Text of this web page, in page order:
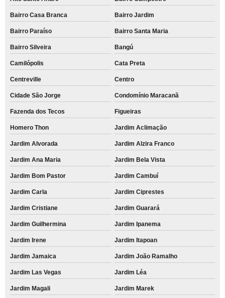
Bairro Casa Branca Bairro Jardim
Bairro Paraíso Bairro Santa Maria
Bairro Silveira Bangú
Camilópolis Cata Preta
Centreville Centro
Cidade São Jorge Condomínio Maracanã
Fazenda dos Tecos Figueiras
Homero Thon Jardim Aclimação
Jardim Alvorada Jardim Alzira Franco
Jardim Ana Maria Jardim Bela Vista
Jardim Bom Pastor Jardim Cambuí
Jardim Carla Jardim Ciprestes
Jardim Cristiane Jardim Guarará
Jardim Guilhermina Jardim Ipanema
Jardim Irene Jardim Itapoan
Jardim Jamaica Jardim João Ramalho
Jardim Las Vegas Jardim Léa
Jardim Magali Jardim Marek